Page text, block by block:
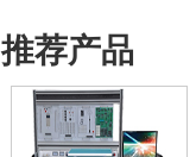
推荐产品